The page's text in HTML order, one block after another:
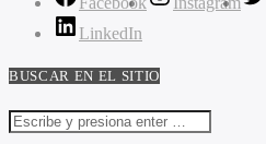
LinkedIn
BUSCAR EN EL SITIO